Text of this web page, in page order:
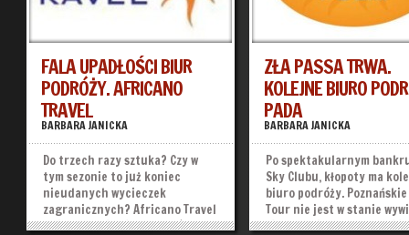
FALA UPADŁOŚCI BIUR
PODRÓŻY. AFRICANO
TRAVEL
NIEWYPŁACALNE...
BARBARA JANICKA
Do trzech razy sztuka? Czy w
tym sezonie to już koniec
nieudanych wycieczek
zagranicznych? Africano Travel
to już trzecie biuro podróży,
ZŁA PASSA TRWA.
KOLEJNE BIURO
PADA
BARBARA JANICKA
Po spektakularnym
Sky Clubu, kłopoty ma
biuro podróży.
Tour nie jest w stanie
się ze swoich należności i